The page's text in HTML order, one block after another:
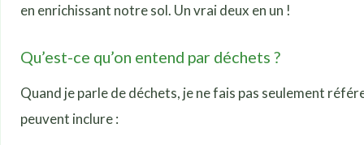
en enrichissant notre sol. Un vrai deux en un !
Qu’est-ce qu’on entend par déchets ?
Quand je parle de déchets, je ne fais pas seulement
peuvent inclure :